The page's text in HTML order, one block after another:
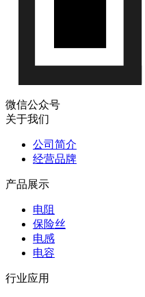
微信公众号
关于我们
公司简介
经营品牌
产品展示
电阻
保险丝
电感
电容
行业应用